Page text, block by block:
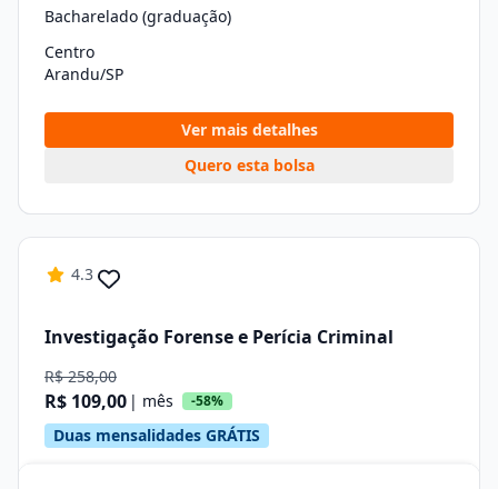
Bacharelado (graduação)
Centro
Arandu/SP
Ver mais detalhes
Quero esta bolsa
4.3
Investigação Forense e Perícia Criminal
R$ 258,00
R$ 109,00 | mês -58%
Duas mensalidades GRÁTIS